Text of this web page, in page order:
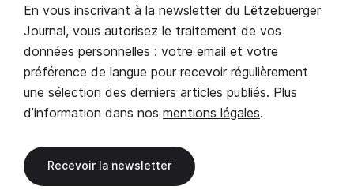
En vous inscrivant à la newsletter du Lëtzebuerger
Journal, vous autorisez le traitement de vos
données personnelles : votre email et votre
préférence de langue pour recevoir régulièrement
une sélection des derniers articles publiés. Plus
d’information dans nos mentions légales.